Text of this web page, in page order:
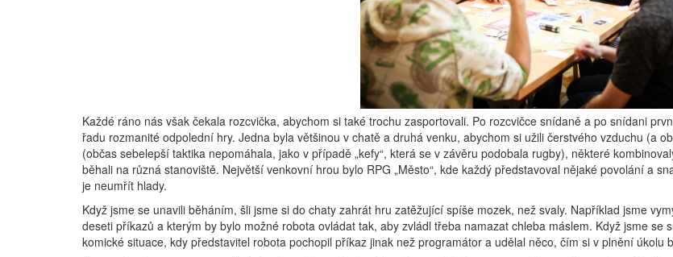
Každé ráno nás však čekala rozcvička, abychom si také trochu zasportovali. Po rozcvičce snídaně a po snídani
řadu rozmanité odpolední hry. Jedna byla většinou v chatě a druhá venku, abychom si užili čerstvého vzduchu (a
(občas sebelepší taktika nepomáhala, jako v případě „kefy“, která se v závěru podobala rugby), některé
běhali na různá stanoviště. Největší venkovní hrou bylo RPG „Město“, kde každý představoval nějaké povolání a
je neumřít hlady.
Když jsme se unavili běháním, šli jsme si do chaty zahrát hru zatěžující spíše mozek, než svaly. Například jsme
deseti příkazů a kterým by bylo možné robota ovládat tak, aby zvládl třeba namazat chleba máslem. Když jsme se
komické situace, kdy představitel robota pochopil příkaz jinak než programátor a udělal něco, čím si v plnění úkolu